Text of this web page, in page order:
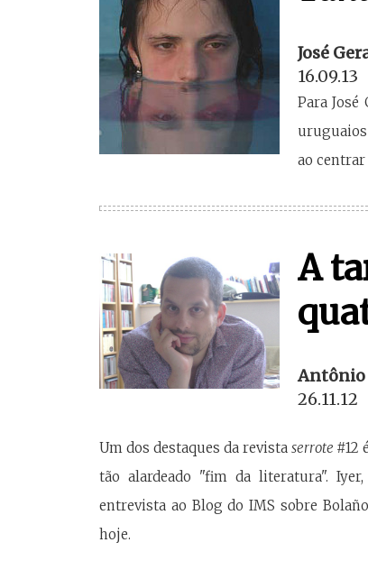
José
16.09.13
Para
uruguaios
ao centrar
A
Antônio
26.11.12
Um dos destaques da revista serrote #12
tão alardeado "fim da literatura".
entrevista ao Blog do IMS sobre
hoje.